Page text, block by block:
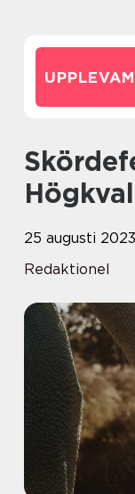
Skördefest Öland – En
25 augusti 2023
Redaktionel